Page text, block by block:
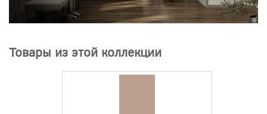
Товары из этой коллекции